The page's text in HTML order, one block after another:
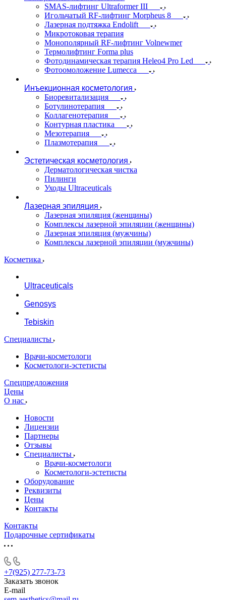
SMAS-лифтинг Ultraformer III
Игольчатый RF-лифтинг Morpheus 8
Лазерная подтяжка Endolift
Микротоковая терапия
Монополярный RF-лифтинг Volnewmer
Термолифтинг Forma plus
Фотодинамическая терапия Heleo4 Pro Led
Фотоомоложение Lumecca
Инъекционная косметология
Биоревитализация
Ботулинотерапия
Коллагенотерапия
Контурная пластика
Мезотерапия
Плазмотерапия
Эстетическая косметология
Дерматологическая чистка
Пилинги
Уходы Ultraceuticals
Лазерная эпиляция
Лазерная эпиляция (женщины)
Комплексы лазерной эпиляции (женщины)
Лазерная эпиляция (мужчины)
Комплексы лазерной эпиляции (мужчины)
Косметика
Ultraceuticals
Genosys
Tebiskin
Специалисты
Врачи-косметологи
Косметологи-эстетисты
Спецпредложения
Цены
О нас
Новости
Лицензии
Партнеры
Отзывы
Специалисты
Врачи-косметологи
Косметологи-эстетисты
Оборудование
Реквизиты
Цены
Контакты
Контакты
Подарочные сертификаты
+7(925) 277-73-73
Заказать звонок
E-mail